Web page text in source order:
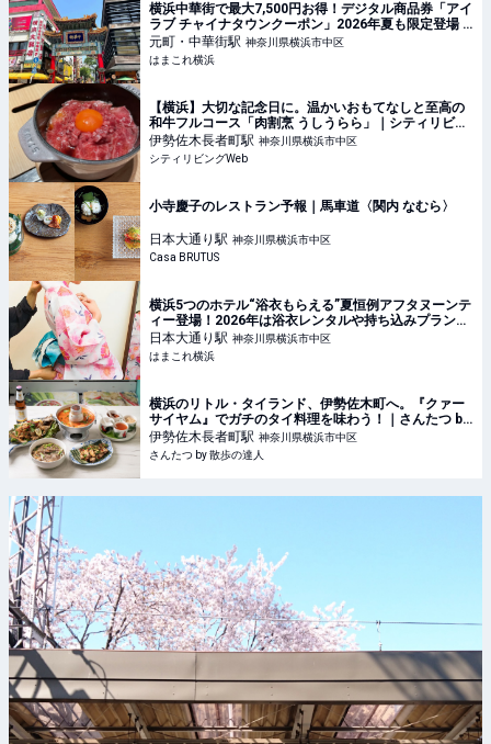
横浜中華街で最大7,500円お得！デジタル商品券「アイ
ラブ チャイナタウンクーポン」2026年夏も限定登場 |
はまこれ横浜
元町・中華街駅 神奈川県横浜市中区
はまこれ横浜
【横浜】大切な記念日に。温かいおもてなしと至高の
和牛フルコース「肉割烹 うしうらら」｜シティリビン
グWeb
伊勢佐木長者町駅 神奈川県横浜市中区
シティリビングWeb
小寺慶子のレストラン予報｜馬車道〈関内 なむら〉
日本大通り駅 神奈川県横浜市中区
Casa BRUTUS
横浜5つのホテル“浴衣もらえる”夏恒例アフタヌーンテ
ィー登場！2026年は浴衣レンタルや持ち込みプランも
| はまこれ横浜
日本大通り駅 神奈川県横浜市中区
はまこれ横浜
横浜のリトル・タイランド、伊勢佐木町へ。『クァー
サイヤム』でガチのタイ料理を味わう！｜さんたつ by
散歩の達人
伊勢佐木長者町駅 神奈川県横浜市中区
さんたつ by 散歩の達人